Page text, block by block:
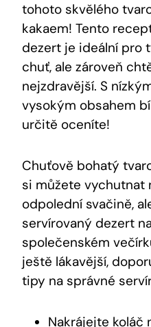
tohoto skvělého
kakaem! Tento
dezert​ je ideální pro
chuť, ale zároveň
nejzdravější. S
vysokým obsahem
určitě oceníte!
Chuťově bohatý‌
si můžete vychutnat
odpolední ​svačině,
servírovaný dezert​
společenském⁣
ještě lákavější,⁤
tipy na správné
Nakrájejte​ koláč